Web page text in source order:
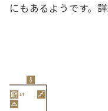
にもあるようです。